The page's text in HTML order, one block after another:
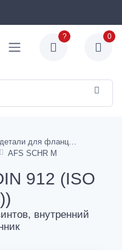
? 0
AFS SCHR M
912 (ISO
внутренний